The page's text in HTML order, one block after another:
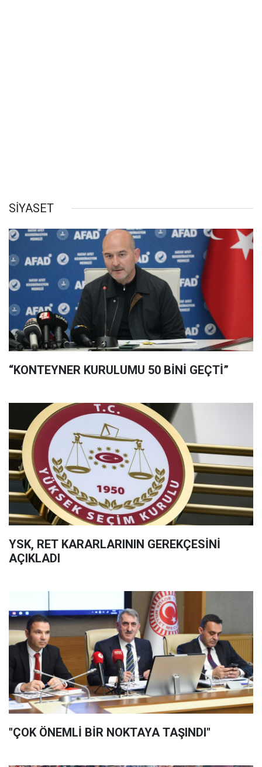
SİYASET
“KONTEYNER KURULUMU 50 BİNİ GEÇTİ”
YSK, RET KARARLARININ GEREKÇESİNİ
AÇIKLADI
"ÇOK ÖNEMLİ BİR NOKTAYA TAŞINDI"